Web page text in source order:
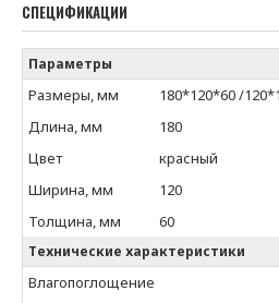
СПЕЦИФИКАЦИИ
Параметры
Размеры, мм
180*120*60 /
Длина, мм
180
Цвет
красный
Ширина, мм
120
Толщина, мм
60
Технические характеристики
Влагопоглощение